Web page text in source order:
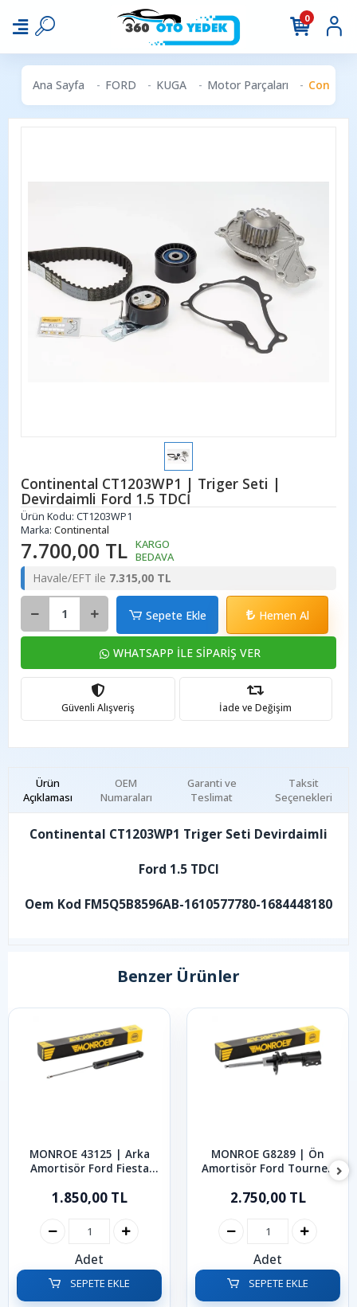
0
Ana Sayfa FORD KUGA Motor Parçaları
Continental CT1203WP1 | Triger Seti |
Devirdaimli Ford 1.5 TDCİ
Ürün Kodu: CT1203WP1
Marka: Continental
7.700,00 TL KARGO
BEDAVA
Havale/EFT ile 7.315,00 TL
Sepete Ekle Hemen Al
WHATSAPP İLE SİPARİŞ VER
Güvenli Alışveriş İade ve Değişim
Ürün
Açıklaması
Garanti ve
Teslimat
Taksit
Seçenekleri
OEM
Numaraları
Continental CT1203WP1 Triger Seti Devirdaimli
Ford 1.5 TDCI
Oem Kod FM5Q5B8596AB-1610577780-1684448180
Benzer Ürünler
MONROE 43125 | Arka
Amortisör Ford Fiesta
1.850,00 TL
Adet
SEPETE EKLE
MONROE G8289 | Ön
Amortisör Ford Tourneo
2.750,00 TL
Adet
SEPETE EKLE